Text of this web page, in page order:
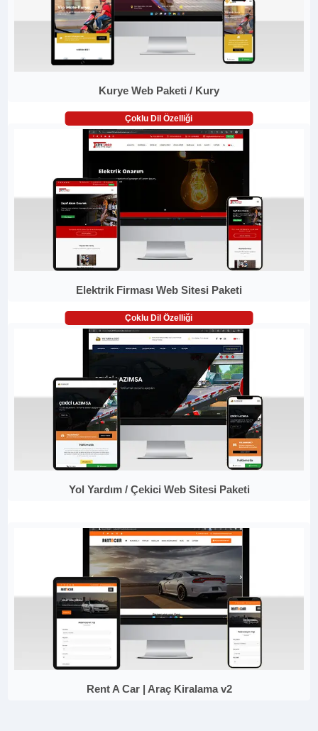
Kurye Web Paketi / Kury
Çoklu Dil Özelliği
Elektrik Firması Web Sitesi Paketi
Çoklu Dil Özelliği
Yol Yardım / Çekici Web Sitesi Paketi
Rent A Car | Araç Kiralama v2